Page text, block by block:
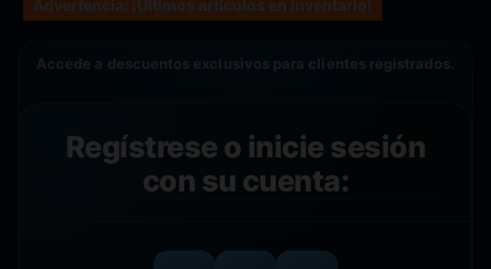
Advertencia: ¡Últimos artículos en inventario!
Regístrese o inicie sesión
con su cuenta: